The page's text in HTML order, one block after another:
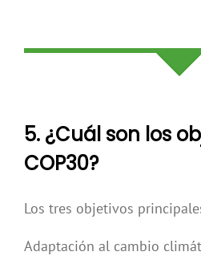
5. ¿Cuál son los
COP30?
Los tres objetivos
Adaptación al cambio